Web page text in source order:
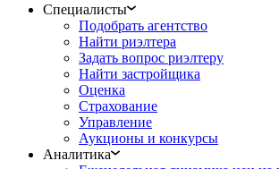
Специалисты
Подобрать агентство
Найти риэлтера
Задать вопрос риэлтеру
Найти застройщика
Оценка
Страхование
Управление
Аукционы и конкурсы
Аналитика